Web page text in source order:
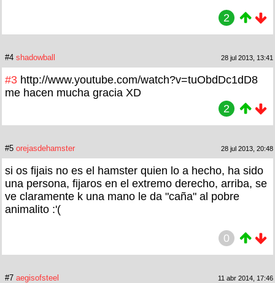
2
#4 shadowball 28 jul 2013, 13:41
#3 http://www.youtube.com/watch?v=tuObdDc1dD8
me hacen mucha gracia XD
2
#5 orejasdehamster 28 jul 2013, 20:48
si os fijais no es el hamster quien lo a hecho, ha sido
una persona, fijaros en el extremo derecho, arriba, se
ve claramente k una mano le da "caña" al pobre
animalito :'(
0
#7 aegisofsteel 11 abr 2014, 17:46